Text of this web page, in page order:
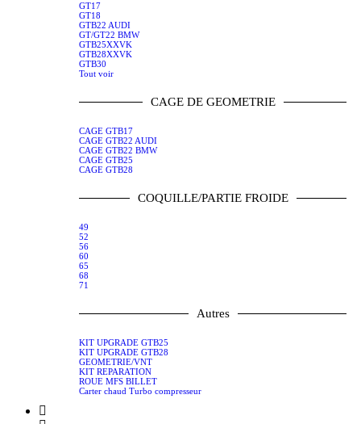
GT17
GT18
GTB22 AUDI
GT/GT22 BMW
GTB25XXVK
GTB28XXVK
GTB30
Tout voir
CAGE DE GEOMETRIE
CAGE GTB17
CAGE GTB22 AUDI
CAGE GTB22 BMW
CAGE GTB25
CAGE GTB28
COQUILLE/PARTIE FROIDE
49
52
56
60
65
68
71
Autres
KIT UPGRADE GTB25
KIT UPGRADE GTB28
GEOMETRIE/VNT
KIT REPARATION
ROUE MFS BILLET
Carter chaud Turbo compresseur